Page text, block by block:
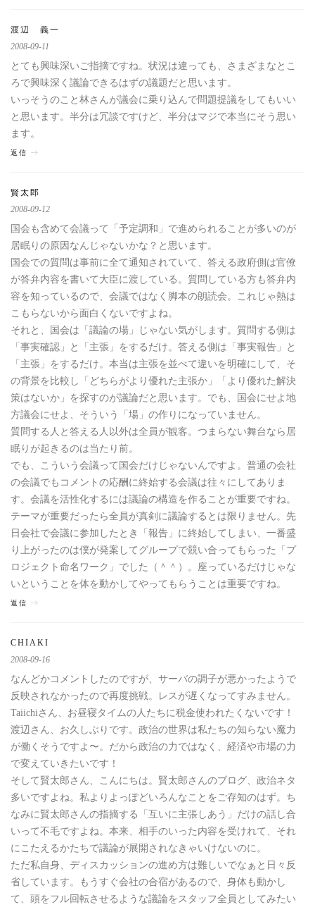
渡辺 義一
2008-09-11
とても興味深いご指摘ですね。状況は違っても、さまざまなとこ
ろで興味深く議論できるはずの議題だと思います。
いっそうのこと林さんが議会に乗り込んで問題提議をしてもいい
と思います。半分は冗談ですけど、半分はマジで本当にそう思い
ます。
返信
賢太郎
2008-09-12
国会も含めて会議って「予定調和」で進められることが多いのが
居眠りの原因なんじゃないかな？と思います。
国会での質問は事前に全て通知されていて、答える政府側は官僚
が答弁内容を書いて大臣に渡している。質問している方も答弁内
容を知っているので、会議ではなく脚本の朗読会。これじゃ熱は
こもらないから面白くないですよね。
それと、国会は「議論の場」じゃない気がします。質問する側は
「事実確認」と「主張」をするだけ。答える側は「事実報告」と
「主張」をするだけ。本当は主張を並べて違いを明確にして、そ
の背景を比較し「どちらがより優れた主張か」「より優れた解決
策はないか」を探すのが議論だと思います。でも、国会にせよ地
方議会にせよ、そういう「場」の作りになっていません。
質問する人と答える人以外は全員が観客。つまらない舞台なら居
眠りが起きるのは当たり前。
でも、こういう会議って国会だけじゃないんですよ。普通の会社
の会議でもコメントの応酬に終始する会議は往々にしてありま
す。会議を活性化するには議論の構造を作ることが重要ですね。
テーマが重要だったら全員が真剣に議論するとは限りません。先
日会社で会議に参加したとき「報告」に終始してしまい、一番盛
り上がったのは僕が発案してグループで競い合ってもらった「プ
ロジェクト命名ワーク」でした（＾＾）。座っているだけじゃな
いということを体を動かしてやってもらうことは重要ですね。
返信
CHIAKI
2008-09-16
なんどかコメントしたのですが、サーバの調子が悪かったようで
反映されなかったので再度挑戦。レスが遅くなってすみません。
Taiichiさん、お昼寝タイムの人たちに税金使われたくないです！
渡辺さん、お久しぶりです。政治の世界は私たちの知らない魔力
が働くそうですよ〜。だから政治の力ではなく、経済や市場の力
で変えていきたいです！
そして賢太郎さん、こんにちは。賢太郎さんのブログ、政治ネタ
多いですよね。私よりよっぽどいろんなことをご存知のはず。ち
なみに賢太郎さんの指摘する「互いに主張しあう」だけの話し合
いって不毛ですよね。本来、相手のいった内容を受けれて、それ
にこたえるかたちで議論が展開されなきゃいけないのに。
ただ私自身、ディスカッションの進め方は難しいでなぁと日々反
省しています。もうすぐ会社の合宿があるので、身体も動かし
て、頭をフル回転させるような議論をスタッフ全員としてみたい